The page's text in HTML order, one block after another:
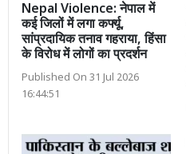
Nepal Violence: नेपाल में
कई जिलों में लगा कर्फ्यू,
सांप्रदायिक तनाव गहराया, हिंसा
के विरोध में लोगों का प्रदर्शन
Published On 31 Jul 2026
16:44:51